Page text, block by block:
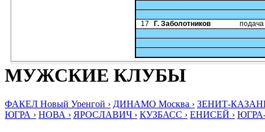
17 Г. Заболотников подача
МУЖСКИЕ КЛУБЫ
ФАКЕЛ Новый Уренгой › ДИНАМО Москва › ЗЕНИТ-
ЮГРА › НОВА › ЯРОСЛАВИЧ › КУЗБАСС › ЕНИСЕЙ ›